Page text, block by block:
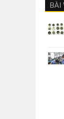
BÀI
QUAI TÚI CÁC